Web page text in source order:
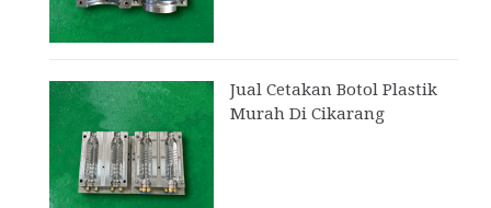
Jual Cetakan Botol Plastik
Murah Di Cikarang